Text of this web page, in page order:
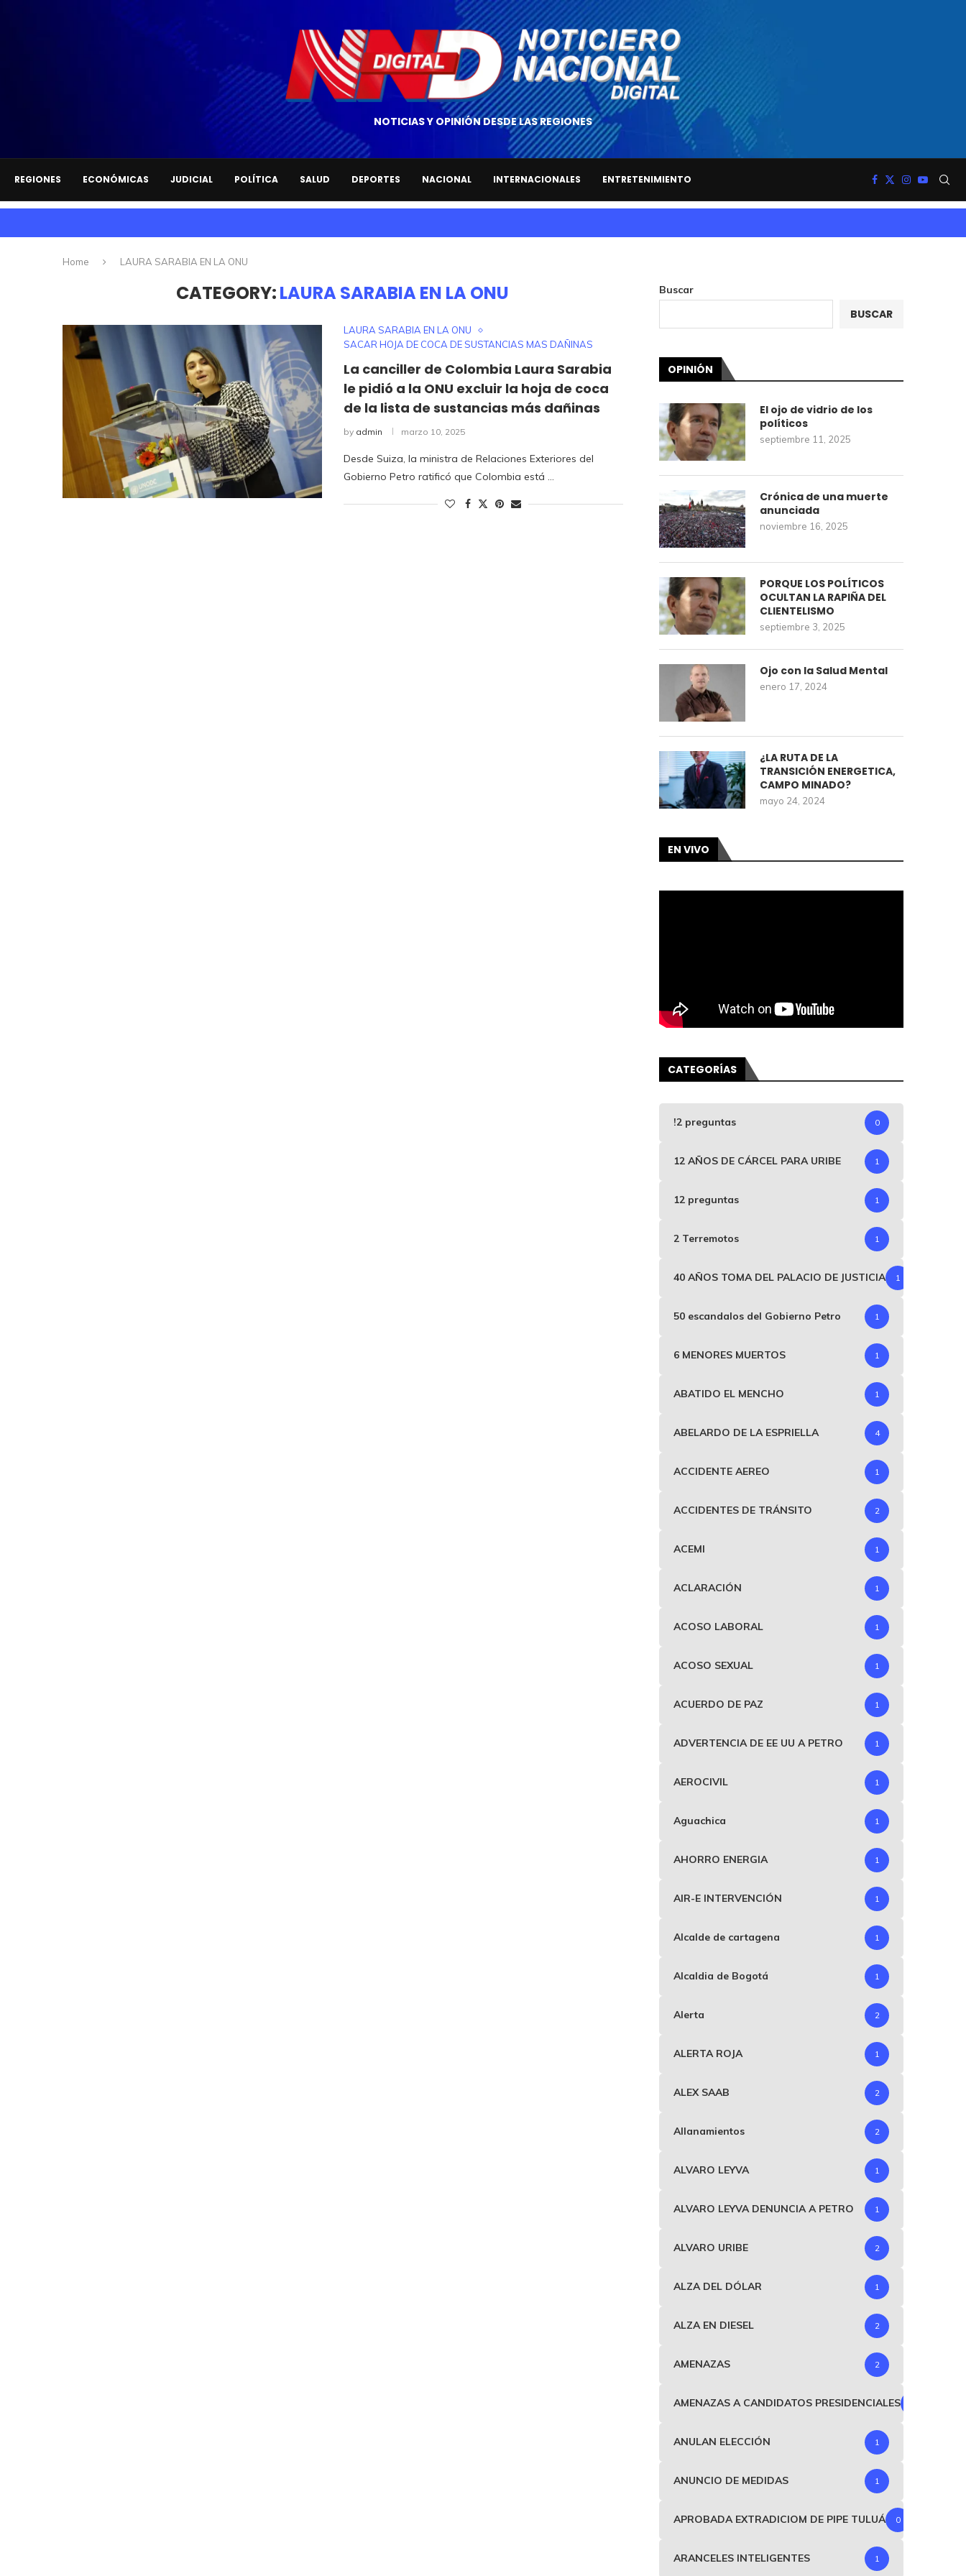
NOTICIAS Y OPINIÓN DESDE LAS REGIONES
REGIONES ECONÓMICAS JUDICIAL POLÍTICA SALUD DEPORTES NACIONAL INTERNACIONALES ENTRETENIMIENTO
Home LAURA SARABIA EN LA ONU
CATEGORY:LAURA SARABIA EN LA ONU
LAURA SARABIA EN LA ONU
SACAR HOJA DE COCA DE SUSTANCIAS MAS DAÑINAS
La canciller de Colombia Laura Sarabia
le pidió a la ONU excluir la hoja de coca
de la lista de sustancias más dañinas
by admin marzo 10, 2025
Desde Suiza, la ministra de Relaciones Exteriores del
Gobierno Petro ratificó que Colombia está …
Buscar
BUSCAR
OPINIÓN
El ojo de vidrio de los
políticos
septiembre 11, 2025
Crónica de una muerte
anunciada
noviembre 16, 2025
PORQUE LOS POLÍTICOS
OCULTAN LA RAPIÑA DEL
CLIENTELISMO
septiembre 3, 2025
Ojo con la Salud Mental
enero 17, 2024
¿LA RUTA DE LA
TRANSICIÓN ENERGETICA,
CAMPO MINADO?
mayo 24, 2024
EN VIVO
CATEGORÍAS
!2 preguntas 0
12 AÑOS DE CÁRCEL PARA URIBE 1
12 preguntas 1
2 Terremotos 1
40 AÑOS TOMA DEL PALACIO DE JUSTICIA 1
50 escandalos del Gobierno Petro 1
6 MENORES MUERTOS 1
ABATIDO EL MENCHO 1
ABELARDO DE LA ESPRIELLA 4
ACCIDENTE AEREO 1
ACCIDENTES DE TRÁNSITO 2
ACEMI 1
ACLARACIÓN 1
ACOSO LABORAL 1
ACOSO SEXUAL 1
ACUERDO DE PAZ 1
ADVERTENCIA DE EE UU A PETRO 1
AEROCIVIL 1
Aguachica 1
AHORRO ENERGIA 1
AIR-E INTERVENCIÓN 1
Alcalde de cartagena 1
Alcaldia de Bogotá 1
Alerta 2
ALERTA ROJA 1
ALEX SAAB 2
Allanamientos 2
ALVARO LEYVA 1
ALVARO LEYVA DENUNCIA A PETRO 1
ALVARO URIBE 2
ALZA DEL DÓLAR 1
ALZA EN DIESEL 2
AMENAZAS 2
AMENAZAS A CANDIDATOS PRESIDENCIALES
ANULAN ELECCIÓN 1
ANUNCIO DE MEDIDAS 1
APROBADA EXTRADICIOM DE PIPE TULUÁ 0
ARANCELES INTELIGENTES 1